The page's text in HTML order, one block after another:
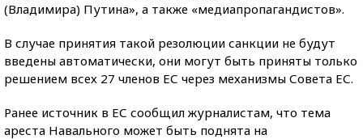
(Владимира) Путина», а также «медиапропагандистов».
В случае принятия такой резолюции санкции не будут
введены автоматически, они могут быть приняты только
решением всех 27 членов ЕС через механизмы Совета ЕС.
Ранее источник в ЕС сообщил журналистам, что тема
ареста Навального может быть поднята на